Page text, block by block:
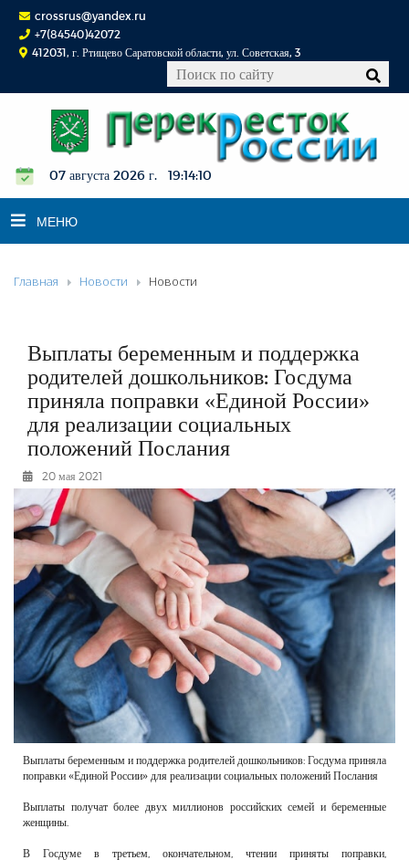
crossrus@yandex.ru
+7(84540)42072
412031, г. Ртищево Саратовской области, ул. Советская, 3
07 августа 2026 г. 19:14:11
МЕНЮ
НОВОСТИ
К СВЕДЕНИЮ
КОНКУРСЫ
ФОТОРЕПОРТАЖИ
РЕКЛАМОДАТЕЛЯМ
ОБЪЯВЛЕНИЯ
КОНТАКТЫ
Главная Новости Новости
Выплаты беременным и поддержка
родителей дошкольников: Госдума
приняла поправки «Единой России»
для реализации социальных
положений Послания
20 мая 2021
Выплаты беременным и поддержка родителей дошкольников: Госдума приняла
поправки «Единой России» для реализации социальных положений Послания
Выплаты получат более двух миллионов российских семей и беременные
женщины.
В Госдуме в третьем, окончательном, чтении приняты поправки,